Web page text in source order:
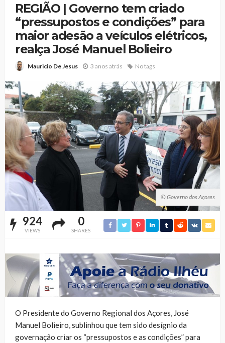
REGIÃO | Governo tem criado
“pressupostos e condições” para
maior adesão a veículos elétricos,
realça José Manuel Bolieiro
Mauricio De Jesus 3 anos atrás No tags
© Governo dos Açores
924
VIEWS
0
SHARES
O Presidente do Governo Regional dos Açores, José
Manuel Bolieiro, sublinhou que tem sido desígnio da
governação criar os “pressupostos e as condições” para